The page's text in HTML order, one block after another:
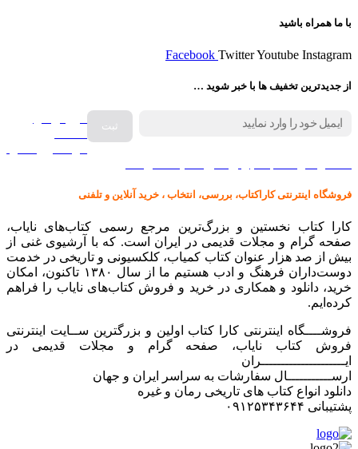
با ما همراه باشید
Facebook TwitterYoutube Instagram
از جدیدترین تخفیف ها با خبر شوید …
فروش انواع
فروشگاه اینترنتی کاراکتاب، بررسی، انتخاب ، خرید آنلاین و تلفنی
کارا کتاب نخستین و بزرگ‌ترین مرجع رسمی کتاب‌های نایاب،
صفحه گرام و مجلات قدیمی در ایران است. که با آرشیوی غنی از
بیش از صد هزار عنوان کتاب کمیاب، کلکسیونی و تاریخی در خدمت
دوست‌داران فرهنگ و ادب هستیم ما از سال ۱۳۸۰ تاکنون، امکان
خرید، دانلود و همکاری در خرید و فروش کتاب‌های نایاب را فراهم
کرده‌ایم.
فروشــــگاه اینترنتی کارا کتاب اولین و بزرگترین ســایت اینترنتی
فروش کتاب نایاب، صفحه گرام و مجلات قدیمی در
ایـــــــــــــــــــــران
ارســـــــــــال سفارشات به سراسر ایران و جهان
دانلود انواع کتاب های تاریخی رمان و غیره
پشتیبانی ۰۹۱۲۵۳۴۳۶۴۴